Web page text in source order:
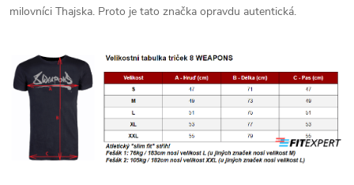
milovníci Thajska. Proto je tato značka opravdu autentická.